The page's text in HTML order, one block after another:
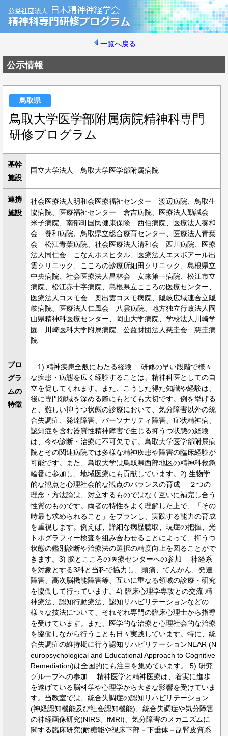
一覧へ戻る
公示情報
鳥取県
鳥取大学医学部附属病院精神科専門
研修プログラム
基幹
施設
国立大学法人 鳥取大学医学部附属病院
連携
施設
社会医療法人明和会医療福祉センター 渡辺病院、鳥取生
協病院、医療福祉センター 倉吉病院、医療法人勤誠会
米子病院、南部町国民健康保険 西伯病院、医療法人養和
会 養和病院、鳥取県立総合療育センター、医療法人青葉
会 松江青葉病院、社会医療法人清和会 西川病院、医療
法人同仁会 こなんホスピタル、医療法人エスポアール出
雲クリニック、こころの診療所細田クリニック、島根県立
中央病院、社会医療法人昌林会 安来第一病院、松江市立
病院、松江赤十字病院、島根県立こころの医療センター、
医療法人コスモ会 奥出雲コスモ病院、隠岐広域連合立隠
岐病院、医療法人仁風会 八雲病院、地方独立行政法人岡
山県精神科医療センター、岡山大学病院、学校法人川崎学
園 川崎医科大学附属病院、公益財団法人慈圭会 慈圭病
院
プロ
グラ
ムの
特徴
1) 精神疾患全般にわたる経験 研修の早い段階で様々
な疾患・病態を広く経験することは、精神科医としての自
立を促してくれます。また、こうした得た知識や経験は、
後に専門領域を深める際にもとても大切です。例を挙げる
と、難しい抑うつ状態の診療において、気分障害以外の統
合失調症、発達障害、パーソナリティ障害、症状精神病、
認知症を含む器質性精神障害で生じる抑うつ状態の経験
は、今や診断・治療に不可欠です。鳥取大学医学部附属病
院とその関連病院では多様な精神疾患や障害の臨床経験が
可能です。また、鳥取大学は鳥取県西部地区の精神科救急
輪番に参加し、地域医療にも貢献しています。2) 生物学
的な観点と心理社会的な観点のバランスの育成 ２つの
理念・方法論は、対立するものではなく互いに補完し合う
性質のものです。両者の特性をよく理解した上で、「その
時最も求められること」をプランし、実践する能力の育成
を重視します。例えば、詳細な病歴聴取、現症の把握、光
トポグラフィー検査を組み合わせることによって、抑うつ
状態の鑑別診断や治療法の選択の精度向上を図ることがで
きます。3) 脳とこころの医療センターへの参加 神経系
を対象とする3科と当科で協力し、頭痛、てんかん、発達
障害、高次脳機能障害等、互いに重なる領域の診療・研究
を協働して行っています。4) 臨床心理学専攻との交流 精
神療法、認知行動療法、認知リハビリテーションなどの
様々な技法について、それぞれ専門の臨床心理士から指導
を受けています。また、医学的な治療と心理社会的な治療
を協働しながら行うことも日々実践しています。特に、統
合失調症の維持期に行う認知リハビリテーションNEAR (N
europsychological and Educational Approach to Cognitive
Remediation)は全国的にも注目を集めています。 5) 研究
グループへの参加 精神医学と精神医療は、着実に進歩
を遂げている脳科学や心理学から大きな影響を受けていま
す。当教室では、統合失調症の認知リハビリテーション
(神経認知機能及び社会認知機能)、統合失調症や気分障害
の神経画像研究(NIRS、fMRI)、気分障害のメカニズムに
関する臨床研究(耐糖能や視床下部－下垂体－副腎皮質系